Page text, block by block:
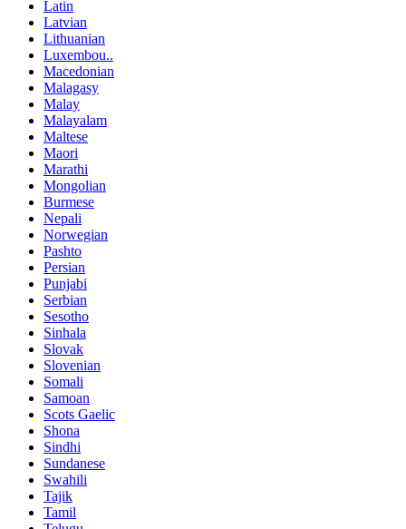
Latin
Latvian
Lithuanian
Luxembou..
Macedonian
Malagasy
Malay
Malayalam
Maltese
Maori
Marathi
Mongolian
Burmese
Nepali
Norwegian
Pashto
Persian
Punjabi
Serbian
Sesotho
Sinhala
Slovak
Slovenian
Somali
Samoan
Scots Gaelic
Shona
Sindhi
Sundanese
Swahili
Tajik
Tamil